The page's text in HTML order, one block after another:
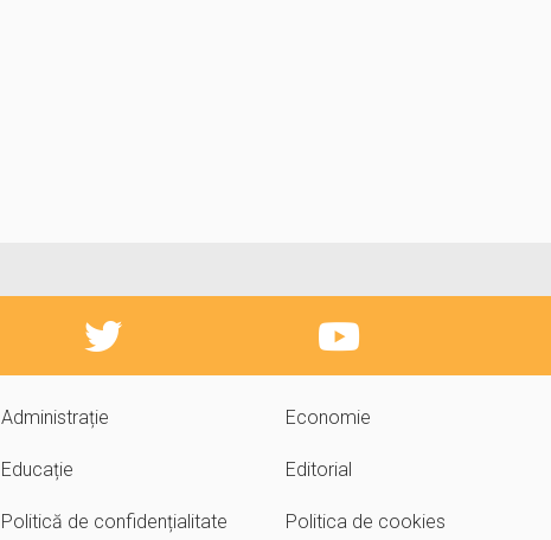
Administrație Economie
Educație Editorial
Politică de confidențialitate Politica de cookies